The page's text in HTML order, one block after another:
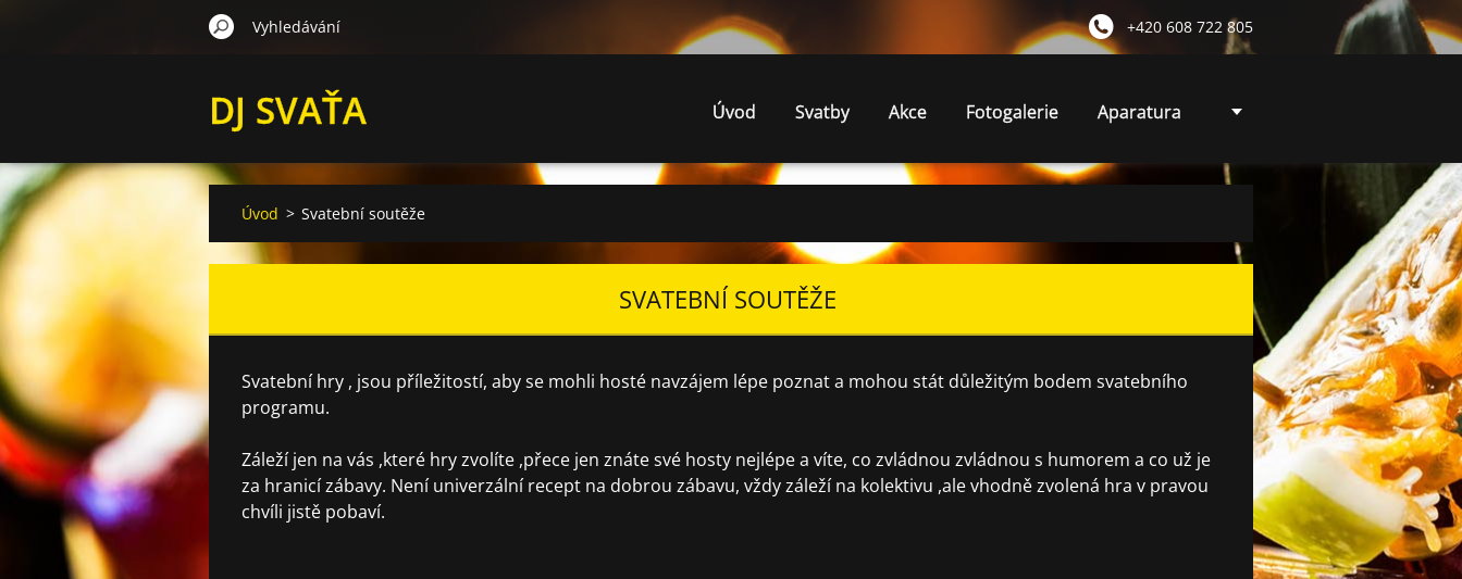
+420 608 722 805
DJ SVAŤA Úvod Svatby Akce Fotogalerie Aparatura
Úvod > Svatební soutěže
SVATEBNÍ SOUTĚŽE
Svatební hry , jsou příležitostí, aby se mohli hosté navzájem lépe poznat a mohou stát důležitým bodem svatebního
programu.
Záleží jen na vás ,které hry zvolíte ,přece jen znáte své hosty nejlépe a víte, co zvládnou zvládnou s humorem a co už je
za hranicí zábavy. Není univerzální recept na dobrou zábavu, vždy záleží na kolektivu ,ale vhodně zvolená hra v pravou
chvíli jistě pobaví.